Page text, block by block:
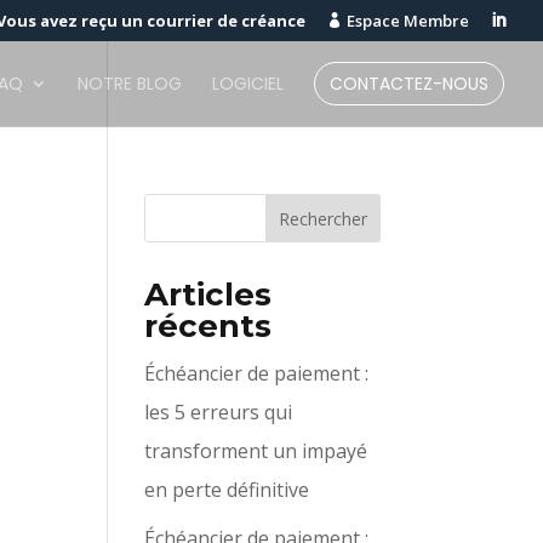
avez reçu un courrier de créance  Espace Membre 
NOTRE BLOG LOGICIEL CONTACTEZ-NOUS
Articles
récents
Échéancier de paiement :
les 5 erreurs qui
transforment un impayé
en perte définitive